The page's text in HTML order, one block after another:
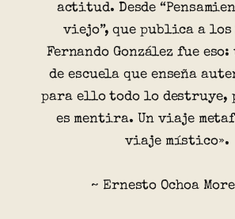
actitud. Desde
viejo”, que publica a los
Fernando González fue eso:
de escuela que enseña
para ello todo lo destruye,
es mentira. Un viaje
viaje místico».
~ Ernesto Ochoa